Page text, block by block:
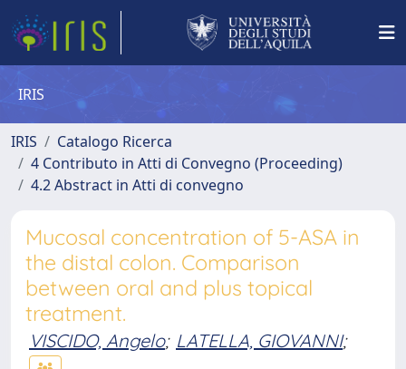
IRIS
IRIS
Catalogo Ricerca
4 Contributo in Atti di Convegno (Proceeding)
4.2 Abstract in Atti di convegno
Mucosal concentration of 5-ASA in
the distal colon. Comparison
between oral and plus topical
treatment.
VISCIDO, Angelo; LATELLA, GIOVANNI;